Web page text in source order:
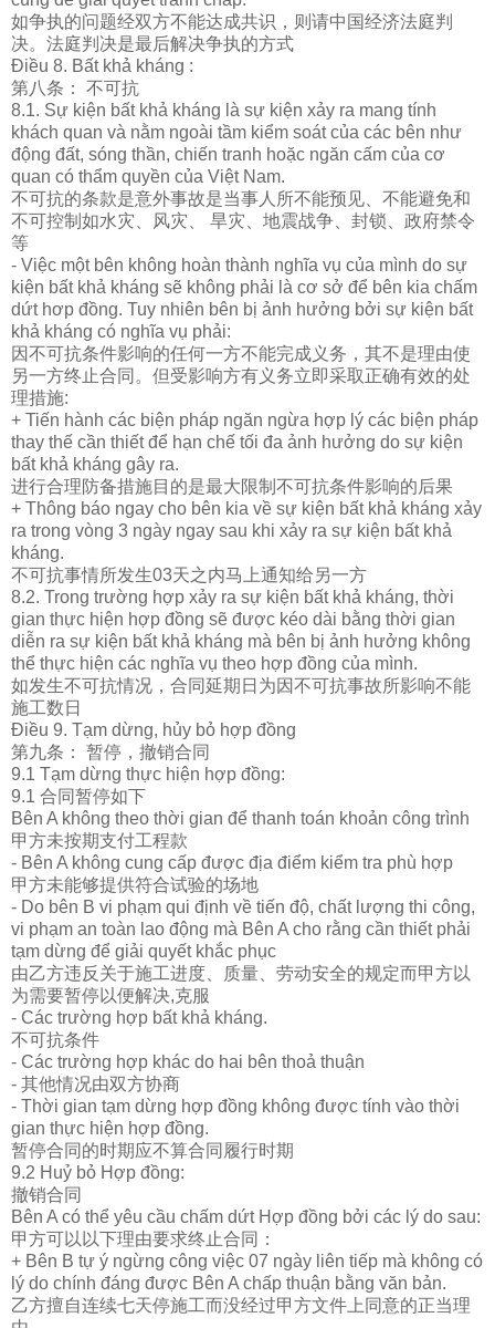
如争执 的问题经双方不能达成共识 ， 则请中国经济法庭判
决。法庭判决是最后解决争执 的方式
Điều 8. Bất khả kháng :
第八条： 不可抗
8.1. Sự kiện bất khả kháng là sự kiện xảy ra mang tính
khách quan và nằm ngoài tầm kiểm soát của các bên như
động đất, sóng thần, chiến tranh hoặc ngăn cấm của cơ
quan có thẩm quyền của Việt Nam.
不可抗的条款是意外事故是当事人所不能预见 、不能避免和
不可控制如水灾、
风灾、 旱灾、地震战争、封锁 、政府禁令
等
- Việc một bên không hoàn thành nghĩa vụ của mình do sự
kiện bất khả kháng sẽ không phải là cơ sở để bên kia chấm
dứt hơp đồng. Tuy nhiên bên bị ảnh hưởng bởi sự kiện bất
khả kháng có nghĩa vụ phải:
因不可抗条件影响的任何一方不能完成义务 ，其不是理由使
另一方终 止合同。但受影响方有义务立即采取正确有效的处
理措施:
+ Tiến hành các biện pháp ngăn ngừa hợp lý các biện pháp
thay thế cần thiết để hạn chế tối đa ảnh hưởng do sự kiện
bất khả kháng gây ra.
进行合理防备措施目的是最大限制不可抗条件影响的后果
+ Thông báo ngay cho bên kia về sự kiện bất khả kháng xảy
ra trong vòng 3 ngày ngay sau khi xảy ra sự kiện bất khả
kháng.
不可抗事情所发生03天之内马 上通知给另一方
8.2. Trong trường hợp xảy ra sự kiện bất khả kháng, thời
gian thực hiện hợp đồng sẽ được kéo dài bằng thời gian
diễn ra sự kiện bất khả kháng mà bên bị ảnh hưởng không
thể thực hiện các nghĩa vụ theo hợp đồng của mình.
如发生不可抗情况，合同延期日 为因不可抗事故所影响不能
施工数日
Điều 9. Tạm dừng, hủy bỏ hợp đồng
第九条： 暂停，撤销合同
9.1 Tạm dừng thực hiện hợp đồng:
9.1 合同暂停如下
Bên A không theo thời gian để thanh toán khoản công trình
甲方未按期支付工程款
- Bên A không cung cấp được địa điểm kiểm tra phù hợp
甲方未能够提供符合试验的场地
- Do bên B vi phạm qui định về tiến độ, chất lượng thi công,
vi phạm an toàn lao động mà Bên A cho rằng cần thiết phải
tạm dừng để giải quyết khắc phục
由乙方违反关于施工进度、 质量、 劳动安全的规定而甲方以
为需要暂停以便解决,克服
- Các trường hợp bất khả kháng.
不可抗条件
- Các trường hợp khác do hai bên thoả thuận
- 其他情况由双方协商
- Thời gian tạm dừng hợp đồng không được tính vào thời
gian thực hiện hợp đồng.
暂停合同的时期应不算合同履行时期
9.2 Huỷ bỏ Hợp đồng:
撤销合同
Bên A có thể yêu cầu chấm dứt Hợp đồng bởi các lý do sau:
甲方可以以下理由要求终 止合同：
+ Bên B tự ý ngừng công việc 07 ngày liên tiếp mà không có
lý do chính đáng được Bên A chấp thuận bằng văn bản.
乙方擅自连续七天停施工而没经过甲方文件上同意的正当理